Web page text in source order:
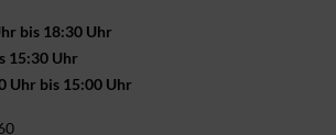
bis 18:30 Uhr
15:30 Uhr
Uhr bis 15:00 Uhr